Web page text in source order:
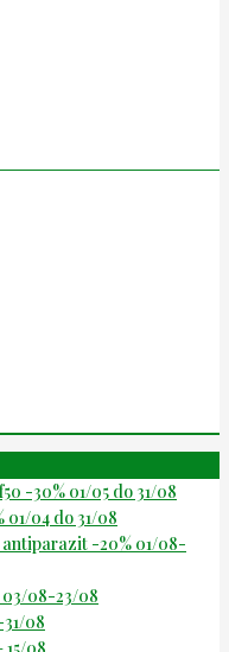
-30% 01/05 do 31/08
04 do 31/08
-20% 01/08-
03/08-23/08
08